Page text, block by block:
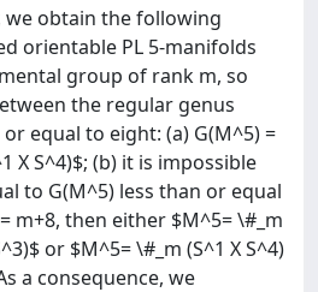
we obtain the following
orientable PL 5-manifolds
group of rank m, so
the regular genus
equal to eight: (a) G(M^5) =
X S^4)$; (b) it is impossible
to G(M^5) less than or equal
m+8, then either $M^5= \#_m
or $M^5= \#_m (S^1 X S^4)
a consequence, we